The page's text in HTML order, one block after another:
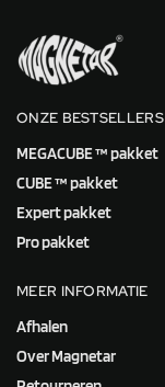
ONZE BESTSELLERS
MEGACUBE ™ pakket
CUBE ™ pakket
Expert pakket
Pro pakket
MEER INFORMATIE
Afhalen
Over Magnetar